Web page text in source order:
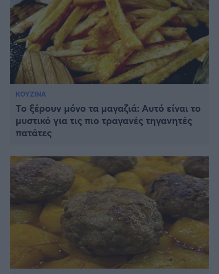
ΚΟΥΖΙΝΑ
Το ξέρουν μόνο τα μαγαζιά: Αυτό είναι το
μυστικό για τις πιο τραγανές τηγανητές
πατάτες